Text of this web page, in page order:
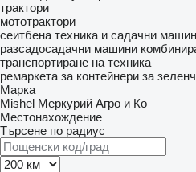
трактори
мототрактори
сеитбена техника и садачни
разсадосадачни машини
транспортиране на техника
ремаркета за контейнери за
Марка
Mishel Меркурий Агро и Ко
Местонахождение
Търсене по радиус